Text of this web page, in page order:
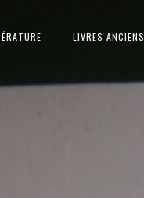
LIVRES ANCIENS